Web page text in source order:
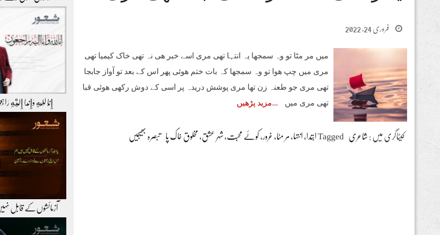
إِنَّا لِلّهِ وَإِنَّـا إِلَيْهِ
آزمائشوں‌کے قابل
فروری 24, 2022
میں مر مٹا تو وہ سمجھا یہ انتہا تھی مری اسے خبر ھی نہ تھی خاک کیمیا تھی
مری میں چپ ھوا تو وہ سمجھا کہ بات ختم ھوئی پھر اس کے بعد تو آواز جابجا
تھی مری جو طعنہ زن تھا مری پوشش دریدہ پر اسی کے دوش رکھی ھوئی قبا
تھی مری میں
مزید پڑھیں
کیٹاگری میں : شاعری Taggedابتدا، انتہا، مر مٹا، غرور، کوئے محبت، شہر عشق، مخلوق خاک پا تبصرہ بھیجیں